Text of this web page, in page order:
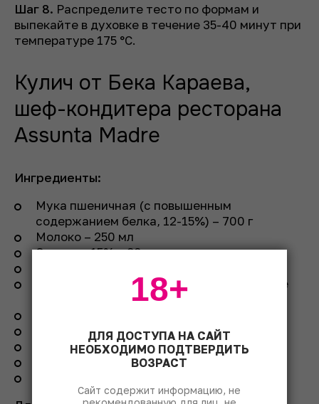
Шаг 8. Распределите тесто по формам и
выпекайте в духовке в течение 35-40 минут при
температуре 175 °C.
Кулич от Бека Караева,
шеф-кондитера ресторана
Assunta Madre
Ингредиенты:
Мука пшеничная (с повышенным
содержанием белка, 12-15%) – 700 г
Молоко – 250 мл
Сметана 15% – 80 г
Дрожжи свежие сухие – 10 г (если берете
Ванилин (порошок) – 1 г
Яйца – 4 шт.
ДЛЯ ДОСТУПА НА САЙТ
НЕОБХОДИМО ПОДТВЕРДИТЬ
ВОЗРАСТ
Сайт содержит информацию, не
18+